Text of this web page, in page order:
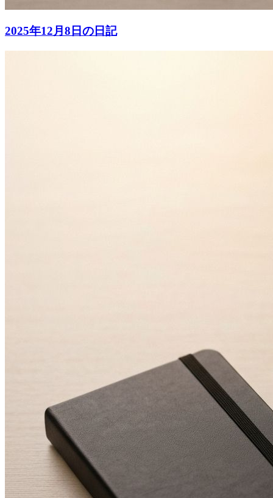
2025年12月8日の日記